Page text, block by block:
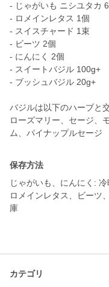
- じゃがいも ニシユタカ
- ロメインレタス 1個
- スイスチャード 1束
- ビーツ 2個
- にんにく 2個
- スイートバジル 100g+
- ブッシュバジル 20g+
バジルは以下のハーブと
ローズマリー、セージ、
ム、パイナップルセージ
保存方法
じゃがいも、にんにく:
ロメインレタス、ビーツ
庫
カテゴリ